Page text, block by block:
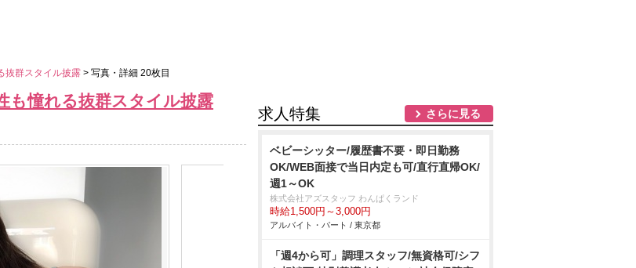
抜群スタイル披露 > 写真・詳細 20枚目
も憧れる抜群スタイル披露
求人特集 さらに見る
ベビーシッター/履歴書不要・即日勤務
OK/WEB面接で当日内定も可/直行直帰OK/
週1～OK
株式会社アズスタッフ わんぱくランド
時給1,500円～3,000円
アルバイト・パート / 東京都
「週4から可」調理スタッフ/無資格可/シフ